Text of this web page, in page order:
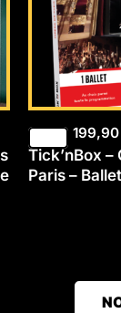
199,90
Tick’nBox –
Paris – Ballet